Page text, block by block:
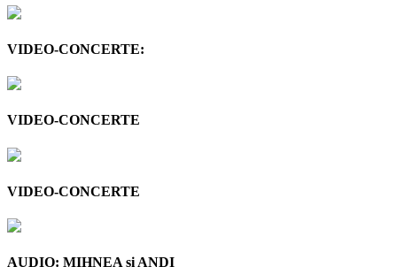
VIDEO-CONCERTE:
VIDEO-CONCERTE
VIDEO-CONCERTE
AUDIO: MIHNEA şi ANDI